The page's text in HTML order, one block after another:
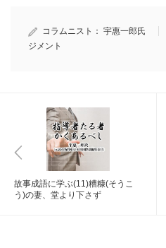
コラムニスト： 宇惠一郎氏
ジメント
故事成語に学ぶ(11)糟糠(そうこ
う)の妻、堂より下さず